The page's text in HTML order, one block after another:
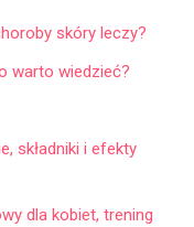
skóry leczy?
warto wiedzieć?
składniki i efekty
dla kobiet, trening